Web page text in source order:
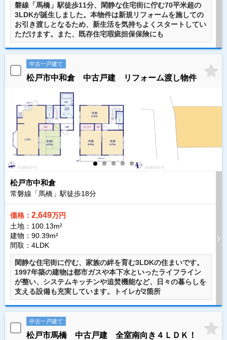
磐線「馬橋」駅徒歩11分、閑静な住宅街に佇む70平米超の
3LDKが誕生しました。本物件は新規リフォームを施しての
お引き渡しとなるため、新生活を気持ちよくスタートしてい
ただけます。また、既存住宅瑕疵担保保険にも
中古一戸建て
松戸市中和倉 中古戸建 リフォーム渡し物件
松戸市中和倉
常磐線「馬橋」駅徒歩18分
価格： 2,649万円
土地：100.13m²
建物：90.39m²
間取：4LDK
閑静な住宅街に佇む、家族の絆を育む3LDKの住まいです。
1997年築の建物は都市ガスや本下水といったライフライン
が整い、システムキッチンや追焚機能など、日々の暮らしを
支える設備も充実しています。トイレが2箇所
中古一戸建て
松戸市馬橋 中古戸建 全室南向き４ＬＤＫ！